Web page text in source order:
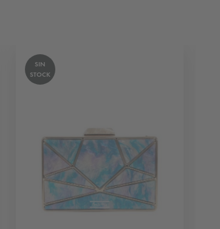
SIN
STOCK